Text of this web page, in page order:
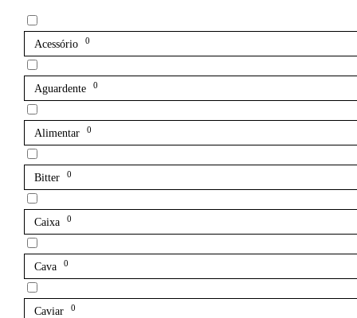
Acessório 0
Aguardente 0
Alimentar 0
Bitter 0
Caixa 0
Cava 0
Caviar 0